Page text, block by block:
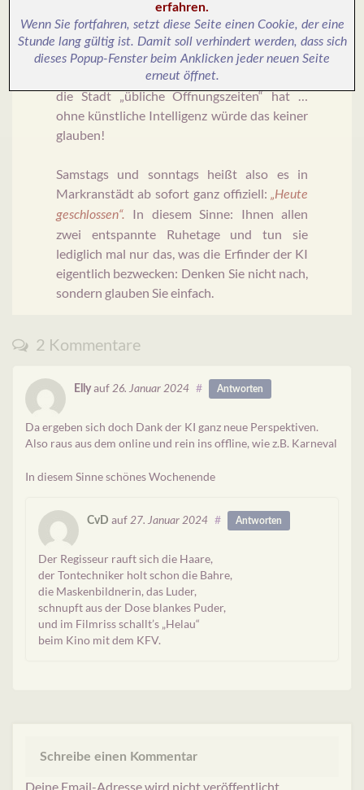
Was in den Nachtstunden kulturell so bei uns
los ist, hatten wir schon vorher gewusst. Aber
zumindest ist es doch ganz nett formuliert,
oder? Und dann noch die Information, dass
die Stadt „übliche Öffnungszeiten“ hat …
ohne künstliche Intelligenz würde das keiner
glauben!
Samstags und sonntags heißt also es in
Markranstädt ab sofort ganz offiziell:„Heute
geschlossen“.
In diesem Sinne: Ihnen allen
zwei entspannte Ruhetage und tun sie
lediglich mal nur das, was die Erfinder der KI
eigentlich bezwecken: Denken Sie nicht nach,
sondern glauben Sie einfach.
2 Kommentare
Ellyauf 26. Januar 2024 # Antworten
Da ergeben sich doch Dank der KI ganz neue Perspektiven.
Also raus aus dem online und rein ins offline, wie z.B. Karneval
In diesem Sinne schönes Wochenende
CvD auf 27. Januar 2024 # Antworten
Der Regisseur rauft sich die Haare,
der Tontechniker holt schon die Bahre,
die Maskenbildnerin, das Luder,
schnupft aus der Dose blankes Puder,
und im Filmriss schallt’s „Helau“
beim Kino mit dem KFV.
Schreibe einen Kommentar
Deine Email-Adresse wird nicht veröffentlicht.
erfahren.
Wenn Sie fortfahren, setzt diese Seite einen Cookie, der eine
Stunde lang gültig ist. Damit soll verhindert werden, dass sich
dieses Popup-Fenster beim Anklicken jeder neuen Seite
erneut öffnet.